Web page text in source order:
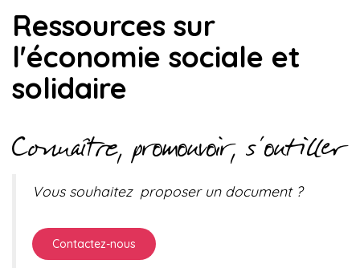
Ressources sur
l'économie sociale et
solidaire
Connaître, promouvoir, s'outiller
Vous souhaitez proposer un document ?
Contactez-nous